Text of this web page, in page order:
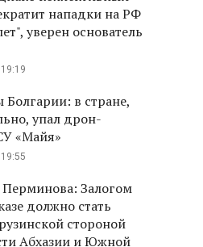
нападки на РФ
уверен основатель
в стране,
упал дрон-
«Майя»
Перминова: Залогом
должно стать
стороной
Абхазии и Южной